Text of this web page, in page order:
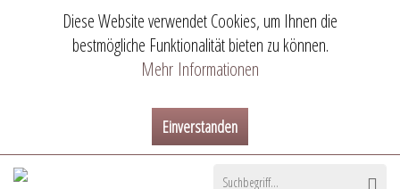
Diese Website verwendet Cookies, um Ihnen die
bestmögliche Funktionalität bieten zu können.
Mehr Informationen
Einverstanden